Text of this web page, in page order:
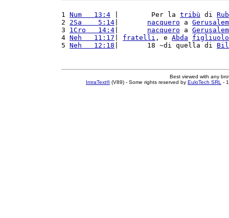
1 Num   13:4 |        Per la tribù di
2 2Sa    5:14 nacquero a
3 1Cro   14:4 nacquero a
4 Neh   11:17 fratelli , e Abda
figliuolo
5 Neh   12:18 |       18 ~di quella di
Best viewed with any
IntraText®(V89) - Some rights reserved by EuloTech SRL -